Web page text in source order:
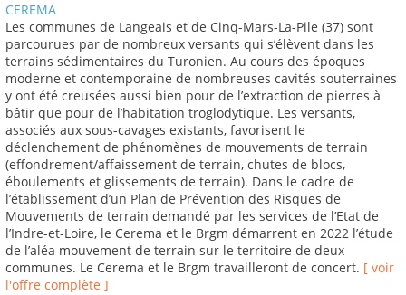
CEREMA
Les communes de Langeais et de Cinq-Mars-La-Pile (37) sont
parcourues par de nombreux versants qui s’élèvent dans les
terrains sédimentaires du Turonien. Au cours des époques
moderne et contemporaine de nombreuses cavités souterraines
y ont été creusées aussi bien pour de l’extraction de pierres à
bâtir que pour de l’habitation troglodytique. Les versants,
associés aux sous-cavages existants, favorisent le
déclenchement de phénomènes de mouvements de terrain
(effondrement/affaissement de terrain, chutes de blocs,
éboulements et glissements de terrain). Dans le cadre de
l’établissement d’un Plan de Prévention des Risques de
Mouvements de terrain demandé par les services de l’Etat de
l’Indre-et-Loire, le Cerema et le Brgm démarrent en 2022 l’étude
de l’aléa mouvement de terrain sur le territoire de deux
communes. Le Cerema et le Brgm travailleront de concert. [ voir
l'offre complète ]